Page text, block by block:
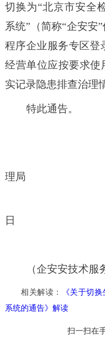
切换为“北京市安全
系统”（简称“企安安
程序企业服务专区登
经营单位应按要求使
实记录隐患排查治理
特此通告。
北京
理局
日
（企安安技术服
相关解读：
《关于切
系统的通告》解读
扫一扫在